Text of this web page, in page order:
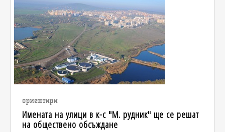
ориентири
Имената на улици в к-с "М. рудник" ще се решат
на обществено обсъждане